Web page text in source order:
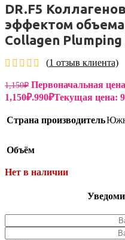
DR.F5
эффектом объема
Collagen
(1 отзыв клиента)
1,150₽ Первоначальная
1,150₽.990₽Текущая цена:
Страна производитель
Объём
Нет в наличии